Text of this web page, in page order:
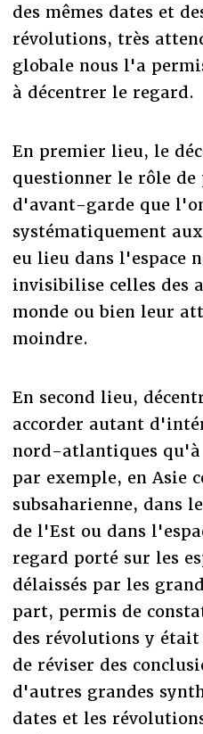
des mêmes dates et
révolutions, très
globale nous l'a
à décentrer le regard.
En premier lieu, le
questionner le rôle
d'avant-garde que
systématiquement
eu lieu dans l'espace
invisibilise celles des
monde ou bien leur
moindre.
En second lieu,
accorder autant
nord-atlantiques
par exemple, en Asie
subsaharienne, dans
de l'Est ou dans
regard porté sur les
délaissés par les
part, permis de
des révolutions y
de réviser des
d'autres grandes
dates et les